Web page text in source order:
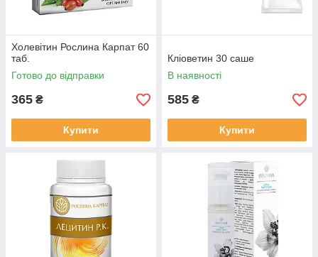
Холевітин Рослина Карпат 60
таб.
Готово до відправки
365 ₴
Купити
Кліоветин 30 саше
В наявності
585 ₴
Купити